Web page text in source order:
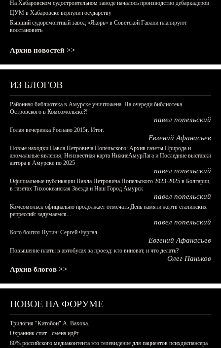
На Хабаровском судостроительном заводе началось производство дебаркадеров
ЦУМ в Хабаровске вернули государству
Бывший судоремонтный завод «Якорь» в Советской Гавани планируют
восстановить
Архив новостей >>
ИЗ БЛОГОВ
Районная библиотека в Амурске уничтожена. На очереди библиотека
Островского в Комсомольске?!
павел попельский
Голая вечеринка Роснано 2015г. Итог.
Евгений Афанасьев
Новые находки Павла Петровича Попельского: Архив газеты Природа и
аномальные явления, Неизвестная карта НижнеАмурЛага и Последние выставки
автора в Амурске по 2025
павел попельский
Официальные публикации Павла Петровича Попельского 2023-2025 в Болгарии,
в газетах Тихоокеанская Звезда и Наш Город Амурск
павел попельский
Комсомольск официально продолжает отмечать День памяти жертв сталинских
репрессий: задумаемся...
павел попельский
Кого боится Путин: Сергей Фургал
Евгений Афанасьев
Повышение платы в автобусах за проезд: кто виноват, и что делать?
Олег Паньков
Архив блогов >>
НОВОЕ НА ФОРУМЕ
Трилогия "Китобои" А. Вахова.
Охранник спит - смена идёт
80% российского медиаконтента это телевидение для пациентов психдиспансера